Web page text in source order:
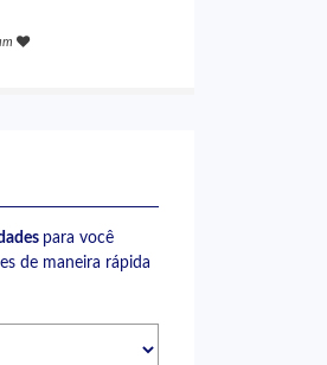
para você
de maneira rápida